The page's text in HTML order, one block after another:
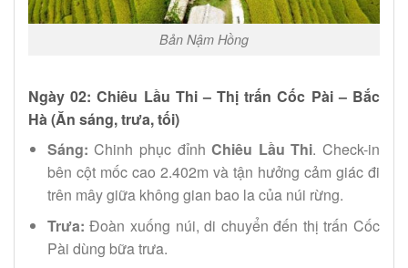
Bản Nậm Hồng
Ngày 02: Chiêu Lầu Thi – Thị trấn Cốc Pài – Bắc
Hà (Ăn sáng, trưa, tối)
Sáng: Chinh phục đỉnhChiêu Lầu Thi. Check-in
bên cột mốc cao 2.402m và tận hưởng cảm giác đi
trên mây giữa không gian bao la của núi rừng.
Trưa: Đoàn xuống núi, di chuyển đến thị trấn Cốc
Pài dùng bữa trưa.